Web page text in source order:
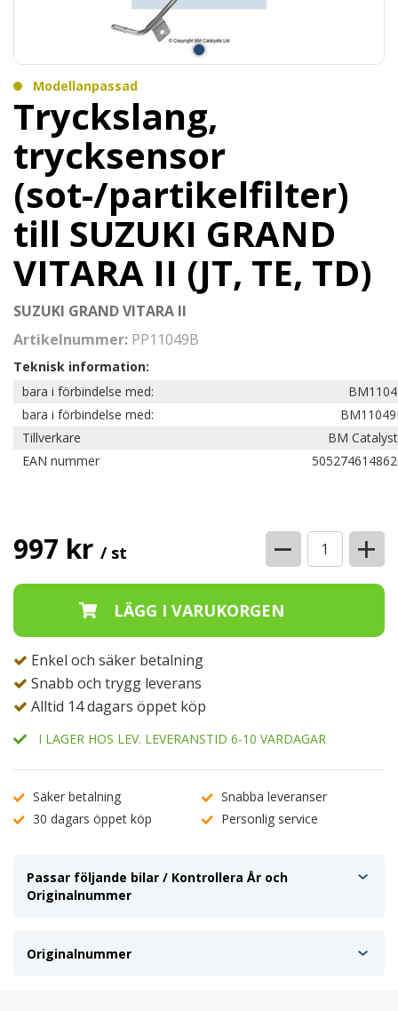
Modellanpassad
Tryckslang,
trycksensor
(sot-/partikelfilter)
till SUZUKI GRAND
VITARA II (JT, TE, TD)
SUZUKI GRAND VITARA II
Artikelnummer: PP11049B
Teknisk information:
bara i förbindelse med:
bara i förbindelse med:
Tillverkare
BM
EAN nummer
997 kr / st − +
Enkel och säker betalning
Snabb och trygg leverans
Alltid 14 dagars öppet köp
I LAGER HOS LEV. LEVERANSTID 6-10 VARDAGAR
Säker betalning
Snabba leveranser
30 dagars öppet köp
Personlig service
Passar följande bilar / Kontrollera År och
Originalnummer
Originalnummer